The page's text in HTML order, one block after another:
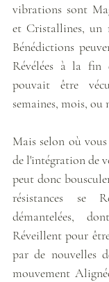
vibrations sont
et Cristallines, un
Bénédictions
Révélées à la
pouvait être
semaines, mois, ou
Mais selon où
de l'intégration de
peut donc
résistances se
démantelées,
Réveillent pour
par de nouvelles
mouvement